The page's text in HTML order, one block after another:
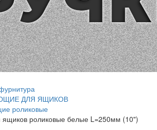
ДЛЯ ЯЩИКОВ
роликовые
ящиков роликовые белые L=250мм (10")